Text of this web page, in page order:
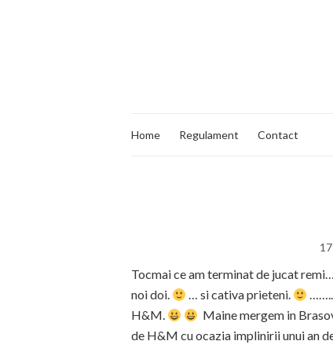
Home Regulament Contact
Tocmai ce am terminat de jucat
noi doi.
… si cativa prieteni.
……..
H&M.
Maine mergem in
de H&M cu ocazia implinirii unui an